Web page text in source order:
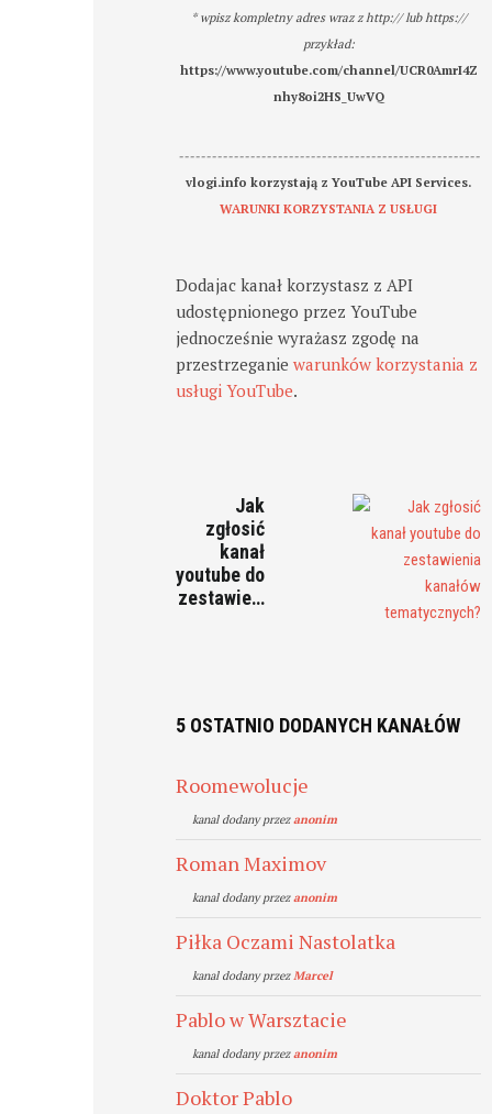
* wpisz kompletny adres wraz z http:// lub https://
przykład:
https://www.youtube.com/channel/UCR0AmrI4Z
nhy8oi2HS_UwVQ
-------------------------------------------------------
vlogi.info korzystają z YouTube API Services.
WARUNKI KORZYSTANIA Z USŁUGI
Dodajac kanał korzystasz z API
udostępnionego przez YouTube
jednocześnie wyrażasz zgodę na
przestrzeganiewarunków korzystania z
usługi YouTube.
Jak
zgłosić
kanał
youtube do
zestawie…
5 OSTATNIO DODANYCH KANAŁÓW
Roomewolucje
kanal dodany przezanonim
Roman Maximov
kanal dodany przezanonim
Piłka Oczami Nastolatka
kanal dodany przezMarcel
Pablo w Warsztacie
kanal dodany przezanonim
Doktor Pablo